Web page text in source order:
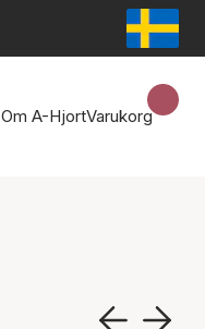
Om A-HjortVarukorg